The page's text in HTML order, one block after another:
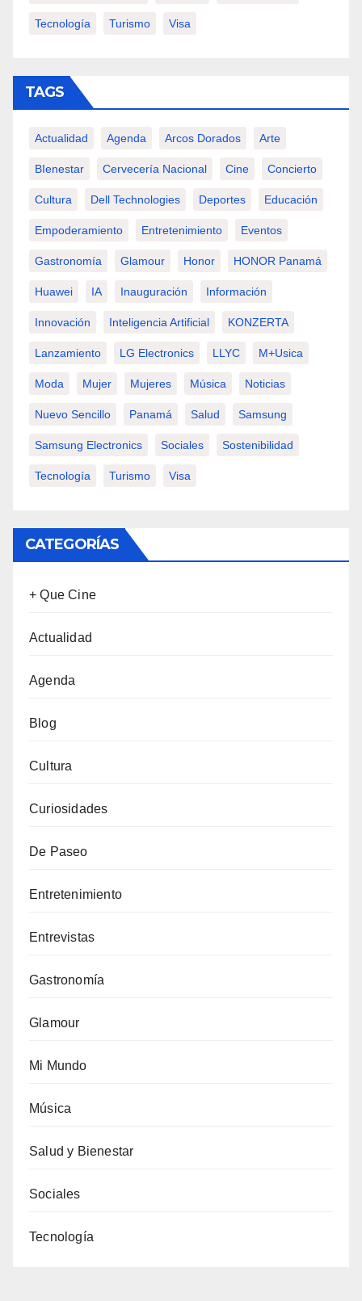
Tecnología Turismo Visa
TAGS
Actualidad Agenda Arcos Dorados Arte
BIenestar Cervecería Nacional Cine Concierto
Cultura Dell Technologies Deportes Educación
Empoderamiento Entretenimiento Eventos
Gastronomía Glamour Honor HONOR Panamá
Huawei IA Inauguración Información
Innovación Inteligencia Artificial KONZERTA
Lanzamiento LG Electronics LLYC M+usica
Moda Mujer Mujeres Música Noticias
Nuevo Sencillo Panamá Salud Samsung
Samsung Electronics Sociales Sostenibilidad
Tecnología Turismo Visa
CATEGORÍAS
+ Que Cine
Actualidad
Agenda
Blog
Cultura
Curiosidades
De Paseo
Entretenimiento
Entrevistas
Gastronomía
Glamour
Mi Mundo
Música
Salud y Bienestar
Sociales
Tecnología